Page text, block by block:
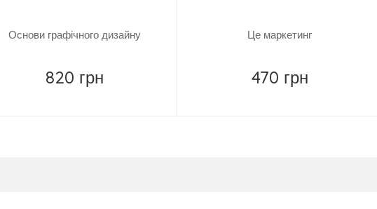
Основи графічного дизайну
820 грн
Це маркетинг
470 грн